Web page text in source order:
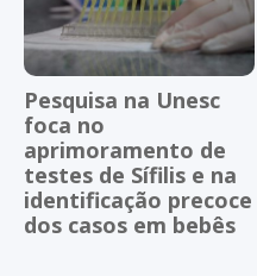
Pesquisa na Unesc
foca no
aprimoramento de
testes de Sífilis e na
identificação precoce
dos casos em bebês